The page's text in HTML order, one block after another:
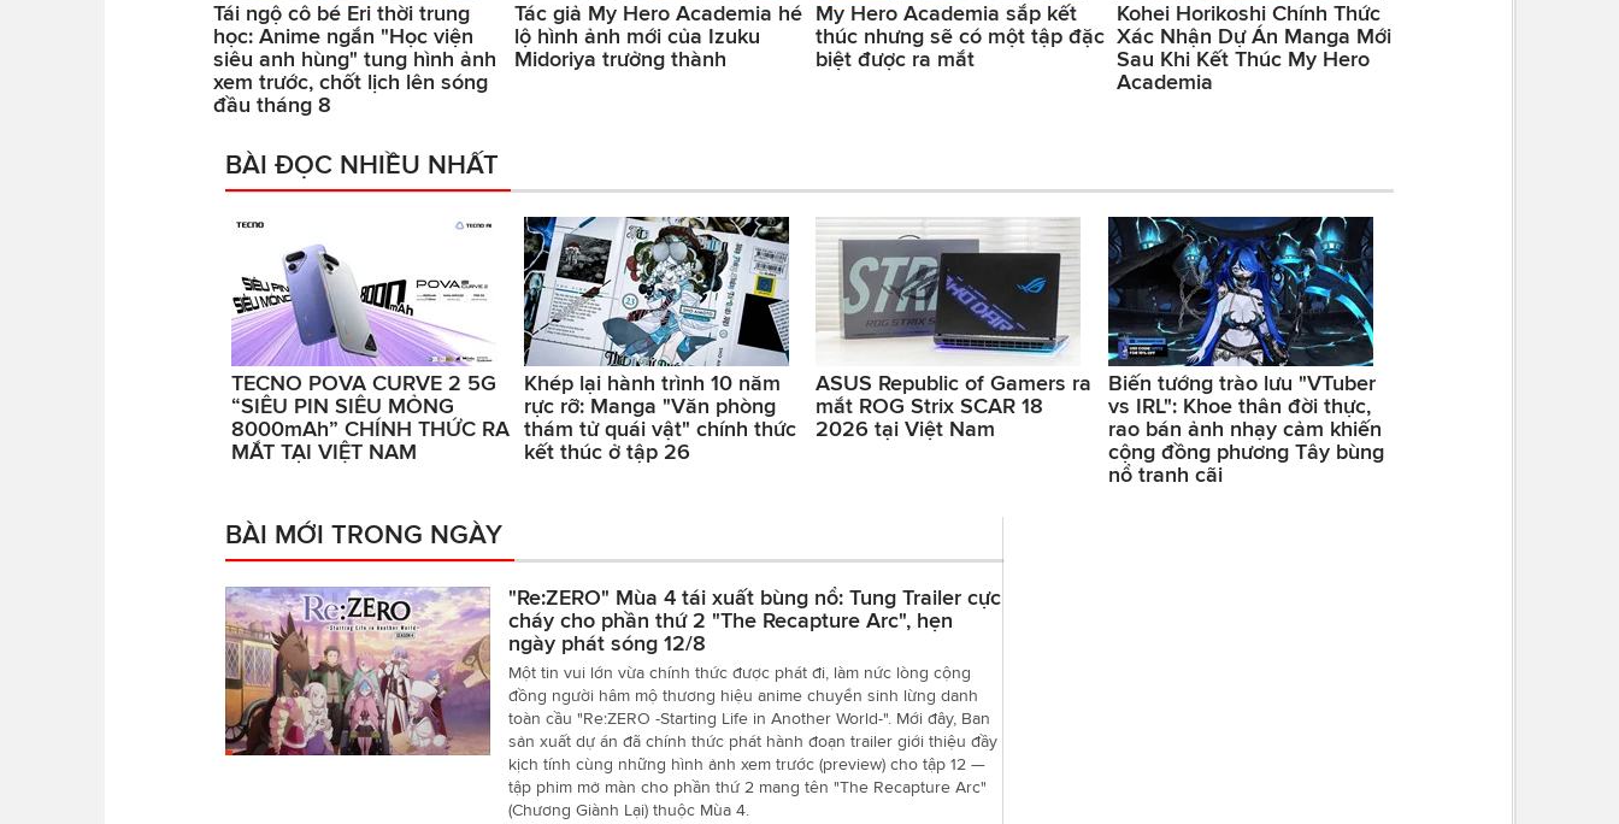
Tái ngộ cô bé Eri thời trung
học: Anime ngắn "Học viện
siêu anh hùng" tung hình ảnh
xem trước, chốt lịch lên sóng
đầu tháng 8
Tác giả My Hero Academia hé
lộ hình ảnh mới của Izuku
Midoriya trưởng thành
My Hero Academia sắp kết
thúc nhưng sẽ có một tập đặc
biệt được ra mắt
Kohei Horikoshi Chính Thức
Xác Nhận Dự Án Manga Mới
Sau Khi Kết Thúc My Hero
Academia
BÀI ĐỌC NHIỀU NHẤT
TECNO POVA CURVE 2 5G
“SIÊU PIN SIÊU MỎNG
8000mAh” CHÍNH THỨC RA
MẮT TẠI VIỆT NAM
Khép lại hành trình 10 năm
rực rỡ: Manga "Văn phòng
thám tử quái vật" chính thức
kết thúc ở tập 26
ASUS Republic of Gamers ra
mắt ROG Strix SCAR 18
2026 tại Việt Nam
Biến tướng trào lưu "VTuber
vs IRL": Khoe thân đời thực,
rao bán ảnh nhạy cảm khiến
cộng đồng phương Tây bùng
nổ tranh cãi
BÀI MỚI TRONG NGÀY
"Re:ZERO" Mùa 4 tái xuất bùng nổ: Tung Trailer cực
cháy cho phần thứ 2 "The Recapture Arc", hẹn
ngày phát sóng 12/8
Một tin vui lớn vừa chính thức được phát đi, làm nức lòng cộng
đồng người hâm mộ thương hiệu anime chuyển sinh lừng danh
toàn cầu "Re:ZERO -Starting Life in Another World-". Mới đây, Ban
sản xuất dự án đã chính thức phát hành đoạn trailer giới thiệu đầy
kịch tính cùng những hình ảnh xem trước (preview) cho tập 12 —
tập phim mở màn cho phần thứ 2 mang tên "The Recapture Arc"
(Chương Giành Lại) thuộc Mùa 4.